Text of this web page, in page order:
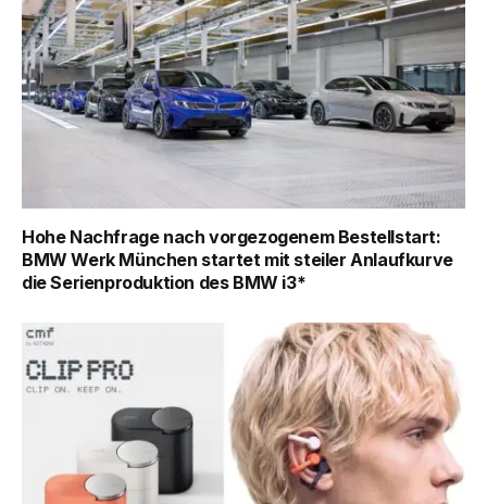
Hohe Nachfrage nach vorgezogenem Bestellstart:
BMW Werk München startet mit steiler Anlaufkurve
die Serienproduktion des BMW i3*